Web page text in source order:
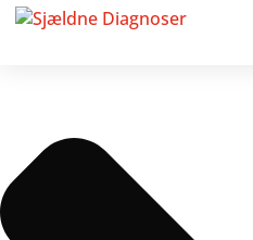
Administrer samtykke til cookies